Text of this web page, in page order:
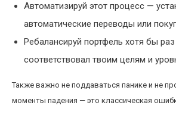
Автоматизируй этот процесс —
автоматические переводы или
Ребалансируй портфель хотя бы
соответствовал твоим целям и
Также важно не поддаваться панике и не
моменты падения — это классическая